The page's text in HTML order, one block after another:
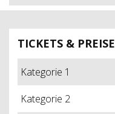
TICKETS & PREISE
Kategorie 1
Kategorie 2